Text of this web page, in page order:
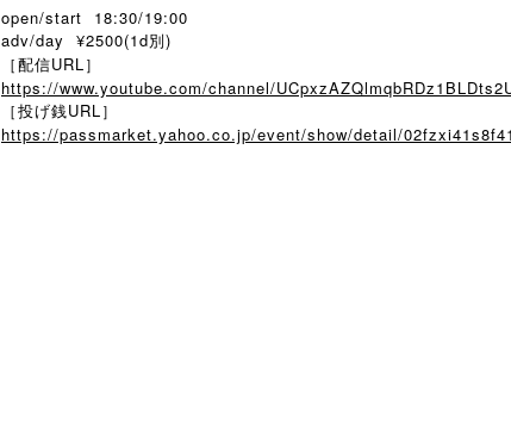
open/start 18:30/19:00
adv/day ¥2500(1d別)
［配信URL］
https://www.youtube.com/channel/
［投げ銭URL］
https://passmarket.yahoo.co.jp/event/show/detail/